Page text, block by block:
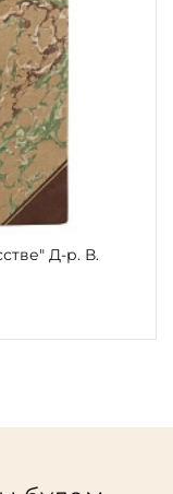
Д-р. В.